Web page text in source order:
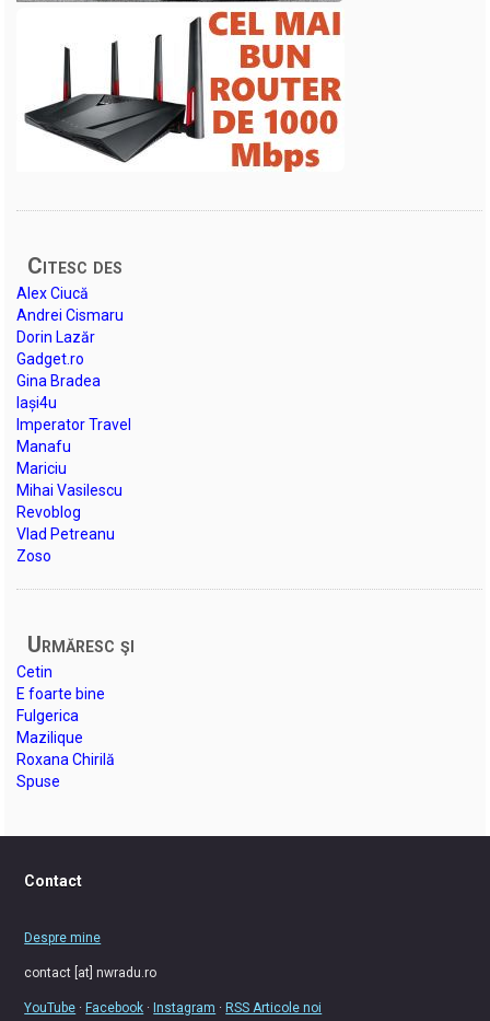
Citesc des
Alex Ciucă
Andrei Cismaru
Dorin Lazăr
Gadget.ro
Gina Bradea
Iași4u
Imperator Travel
Manafu
Mariciu
Mihai Vasilescu
Revoblog
Vlad Petreanu
Zoso
Urmăresc şi
Cetin
E foarte bine
Fulgerica
Mazilique
Roxana Chirilă
Spuse
Contact
Despre mine
contact [at] nwradu.ro
YouTube ·Facebook ·Instagram ·RSS Articole noi